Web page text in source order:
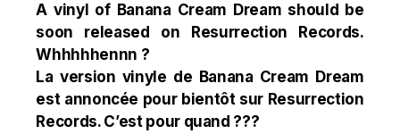
A vinyl of Banana Cream Dream should be
soon released on Resurrection Records.
Whhhhhennn ?
La version vinyle de Banana Cream Dream
est annoncée pour bientôt sur Resurrection
Records. C’est pour quand ???